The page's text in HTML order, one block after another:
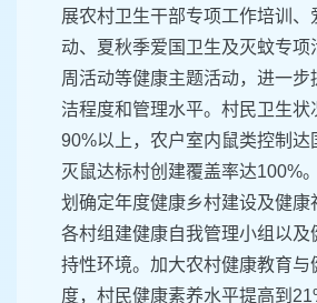
展农村卫生干部专项工作培训、
动、夏秋季爱国卫生及灭蚊专项
周活动等健康主题活动，进一步
洁程度和管理水平。村民卫生状
90%以上，农户室内鼠类控制达
灭鼠达标村创建覆盖率达100%
划确定年度健康乡村建设及健康
各村组建健康自我管理小组以及
持性环境。加大农村健康教育与
度，村民健康素养水平提高到